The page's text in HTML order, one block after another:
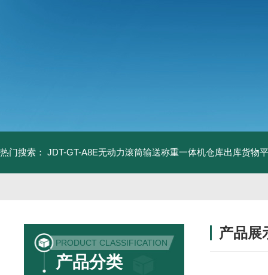
热门搜索： JDT-GT-A8E无动力滚筒输送称重一体机仓库出库货物
PRODUCT CLASSIFICATION
产品分类
产品展